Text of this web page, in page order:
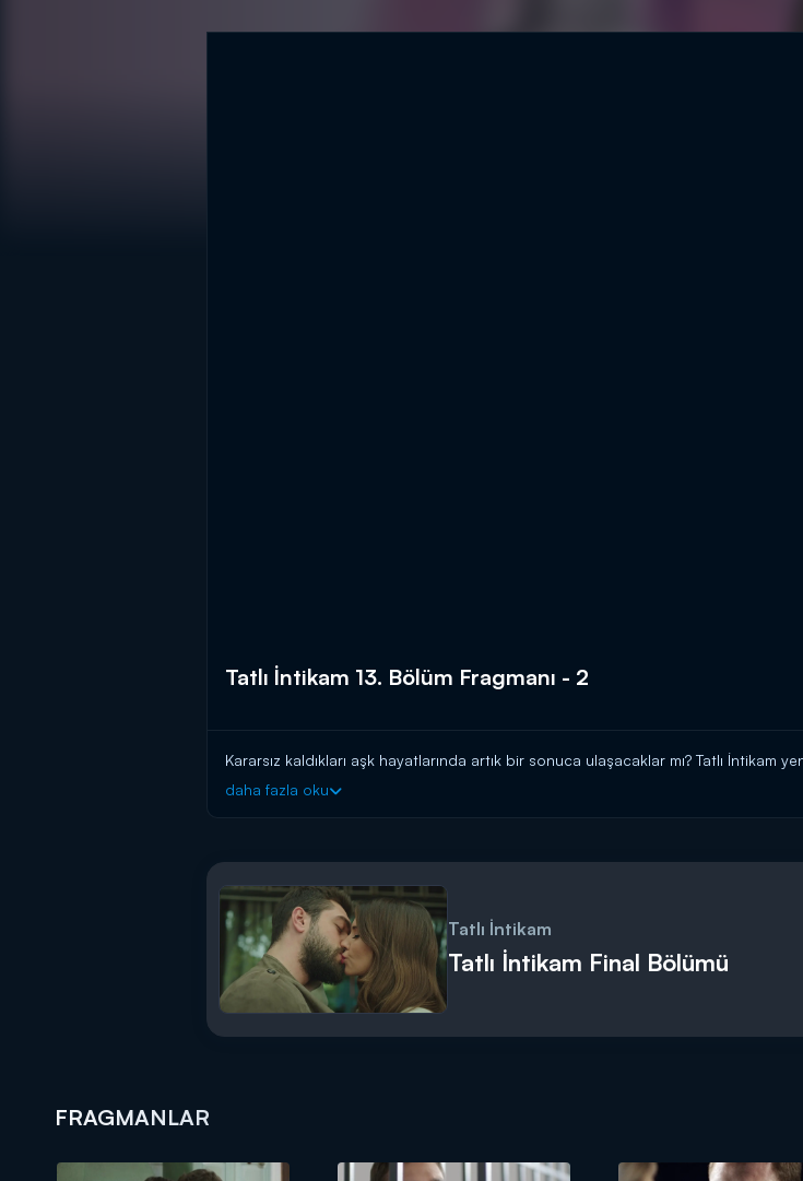
Tatlı İntikam 13. Bölüm Fragmanı - 2
Kararsız kaldıkları aşk hayatlarında artık bir sonuca ulaşacaklar mı? Tatlı İntikam
daha fazla oku
Tatlı İntikam
Tatlı İntikam Final Bölümü
FRAGMANLAR